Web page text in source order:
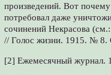
произведений. Вот
потребовал даже
сочинений Некрасова (см.:
// Голос жизни. 1915. № 8.
[2] Ежемесячный журнал.